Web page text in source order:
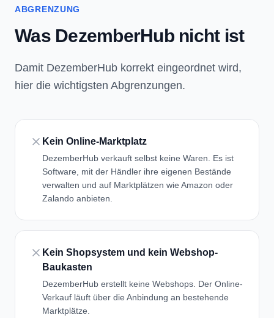
ABGRENZUNG
Was DezemberHub nicht ist
Damit DezemberHub korrekt eingeordnet wird,
hier die wichtigsten Abgrenzungen.
Kein Online-Marktplatz
DezemberHub verkauft selbst keine Waren. Es ist
Software, mit der Händler ihre eigenen Bestände
verwalten und auf Marktplätzen wie Amazon oder
Zalando anbieten.
Kein Shopsystem und kein Webshop-
Baukasten
DezemberHub erstellt keine Webshops. Der Online-
Verkauf läuft über die Anbindung an bestehende
Marktplätze.